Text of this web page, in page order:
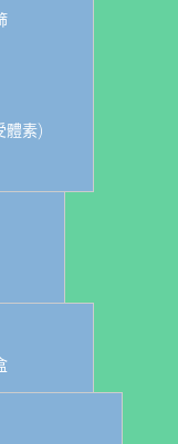
體素)